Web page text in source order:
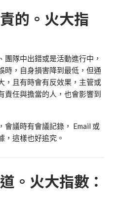
的。火大指
隊中出錯或是活動進行中，
時，自身損害降到最低，但通
，且有時會有反效果，主管或
責任與擔當的人，也會影響到
會議時有會議記錄， Email 或
，這樣也好追究。
。火大指數：